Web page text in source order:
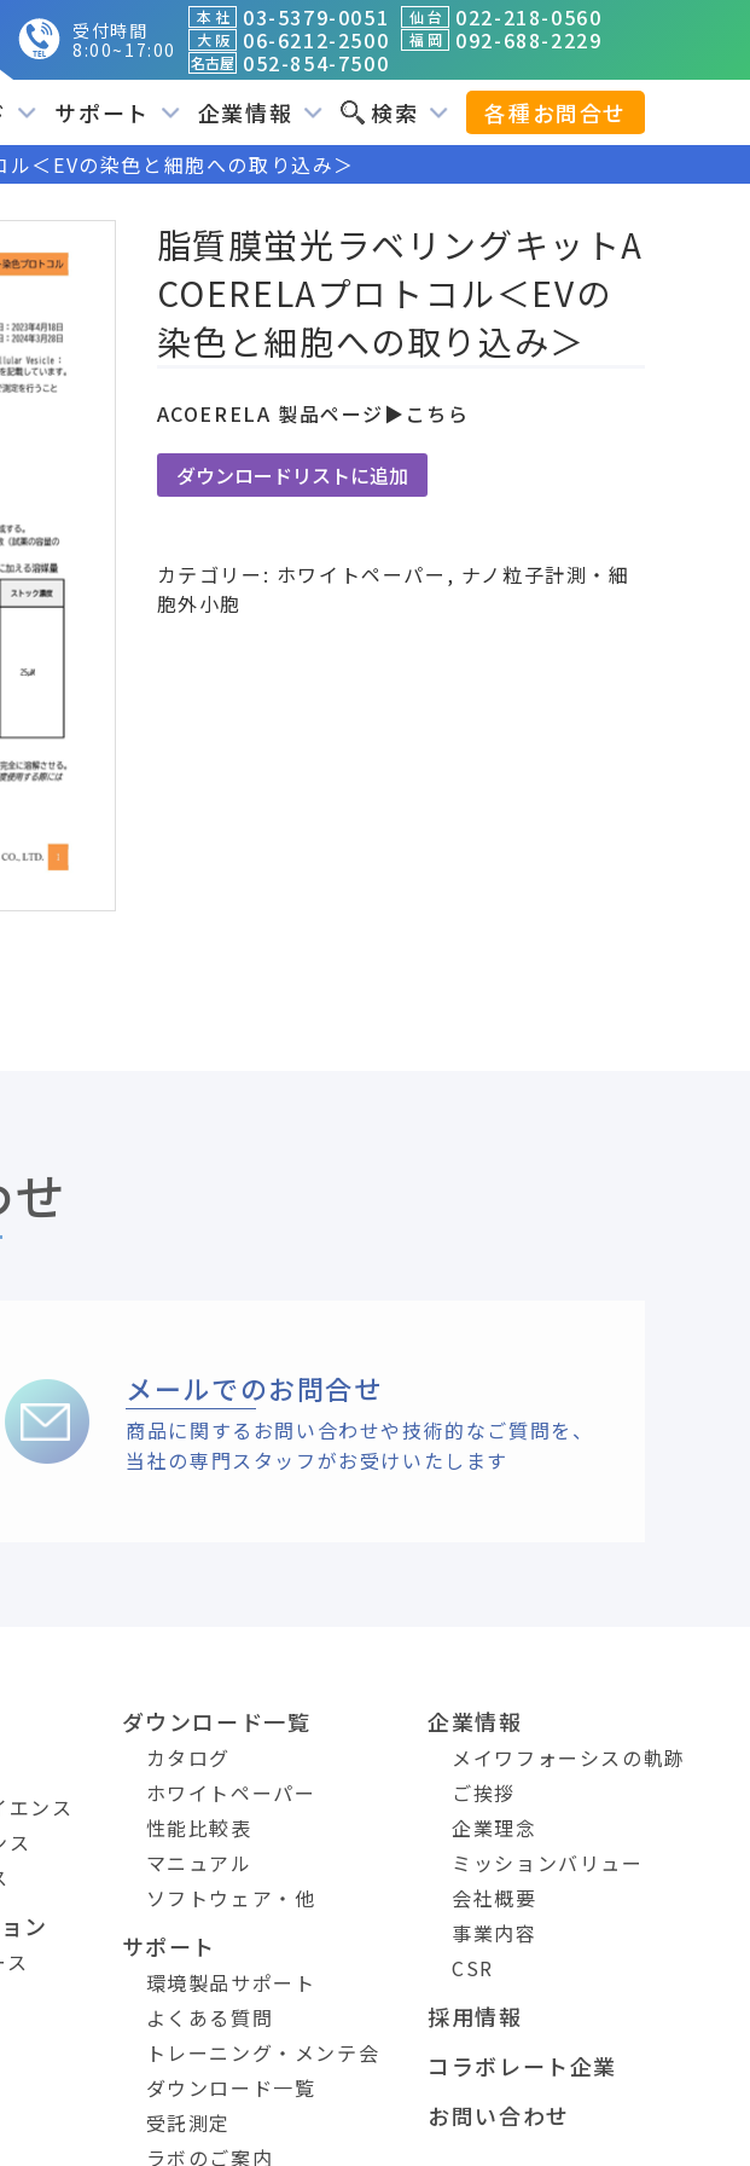
受付時間
8:00~17:00
本 社 03-5379-0051 仙 台 022-218-0560
大 阪 06-6212-2500 福 岡 092-688-2229
名古屋 052-854-7500
サポート 企業情報 検索 各種お問合せ
＜EVの染色と細胞への取り込み＞
脂質膜蛍光ラベリングキットA
COERELAプロトコル＜EVの
染色と細胞への取り込み＞
ACOERELA 製品ページ▶ こちら
ダウンロードリストに追加
カテゴリー: ホワイトペーパー , ナノ粒子計測・細
胞外小胞
メールでのお問合せ
商品に関するお問い合わせや技術的なご質問を、
当社の専門スタッフがお受けいたします
エンス
ス
ン
ダウンロード一覧
カタログ
ホワイトペーパー
性能比較表
マニュアル
ソフトウェア・他
サポート
環境製品サポート
よくある質問
トレーニング・メンテ会
ダウンロード一覧
受託測定
ラボのご案内
企業情報
メイワフォーシスの軌跡
ご挨拶
企業理念
ミッションバリュー
会社概要
事業内容
CSR
採用情報
コラボレート企業
お問い合わせ